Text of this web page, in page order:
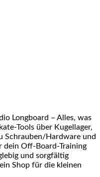
Longboard – Alles, was
Tools über Kugellager,
Schrauben/Hardware und
dein Off-Board-Training
und sorgfältig
Shop für die kleinen